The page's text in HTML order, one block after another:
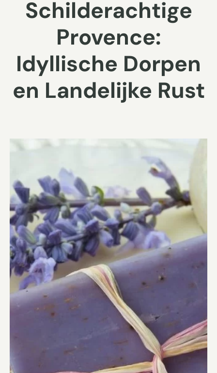
Schilderachtige
Provence:
Idyllische Dorpen
en Landelijke Rust